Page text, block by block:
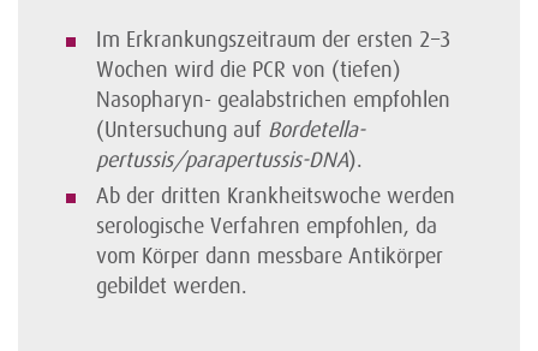
Im Erkrankungszeitraum der ersten 2–3
Wochen wird die PCR von (tiefen)
Nasopharyn- gealabstrichen empfohlen
(Untersuchung auf Bordetella-
pertussis/parapertussis-DNA).
Ab der dritten Krankheitswoche werden
serologische Verfahren empfohlen, da
vom Körper dann messbare Antikörper
gebildet werden.